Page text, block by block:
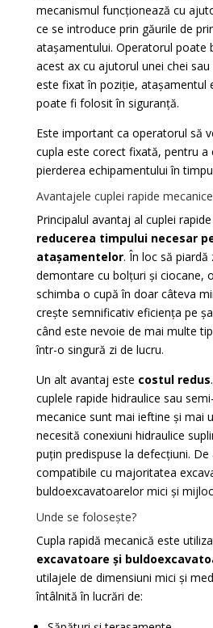
mecanismul funcționează cu
ce se introduce prin găurile de
atașamentului. Operatorul poate
acest ax cu ajutorul unei chei
este fixat în poziție, atașamentul
poate fi folosit în siguranță.
Este important ca operatorul să
cupla este corect fixată, pentru a
pierderea echipamentului în
Avantajele cuplei rapide mecanice
Principalul avantaj al cuplei
reducerea timpului necesar
atașamentelor. În loc să
demontare cu bolțuri și ciocane,
schimba o cupă în doar câteva
crește semnificativ eficiența pe
când este nevoie de mai multe
într-o singură zi de lucru.
Un alt avantaj este costul redus
cuplele rapide hidraulice sau
mecanice sunt mai ieftine și mai
necesită conexiuni hidraulice
puțin predispuse la defecțiuni.
compatibile cu majoritatea
buldoexcavatoarelor mici și
Unde se folosește?
Cupla rapidă mecanică este
excavatoare și
utilajele de dimensiuni mici și
întâlnită în lucrări de: